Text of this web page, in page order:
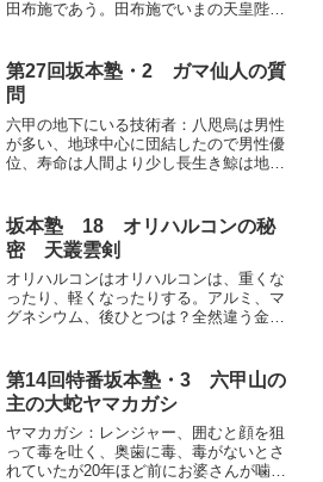
田布施であう。田布施でいまの天皇陛下
年を取らせるの？「整形手術」太らせ
る、そして痩せるとシワがば...
第27回坂本塾・2 ガマ仙人の質
問
六甲の地下にいる技術者：八咫烏は男性
が多い、地球中心に団結したので男性優
位、寿命は人間より少し長生き鯨は地球
できるが出たくない結婚しない、生涯独
身、宇宙人に種付けはする...
坂本塾 18 オリハルコンの秘
密 天叢雲剣
オリハルコンはオリハルコンは、重くな
ったり、軽くなったりする。アルミ、マ
グネシウム、後ひとつは？全然違う金属
雲の剣がオリハルコンで出来ている。オ
リハルコンは8000度の...
第14回特番坂本塾・3 六甲山の
主の大蛇ヤマカガシ
ヤマカガシ：レンジャー、囲むと顔を狙
って毒を吐く、奥歯に毒、毒がないとさ
れていたが20年ほど前にお婆さんが噛ま